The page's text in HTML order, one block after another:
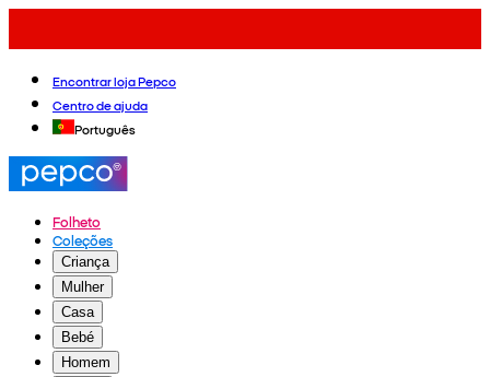
Encontrar loja Pepco
Centro de ajuda
Português
Folheto
Coleções
Criança
Mulher
Casa
Bebé
Homem